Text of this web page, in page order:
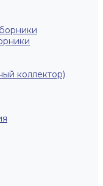
коллектор)